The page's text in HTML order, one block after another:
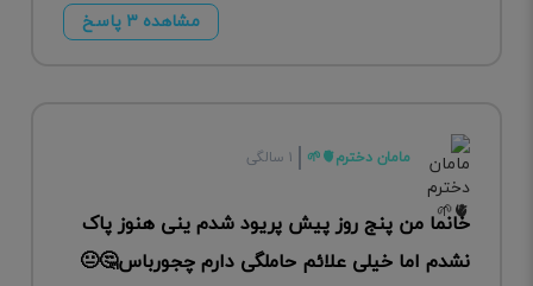
مشاهده ۳ پاسخ
مامان دخترم🫀🌱 ۱ سالگی
خانما من پنج روز پیش پریود شدم ینی هنوز پاک
نشدم اما خیلی علائم حاملگی دارم چجورباس🤔😐